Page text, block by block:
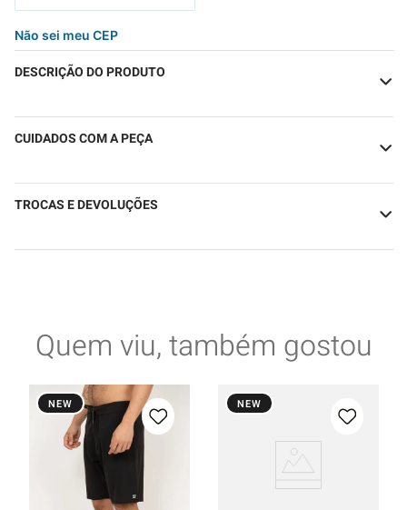
Não sei meu CEP
DESCRIÇÃO DO PRODUTO
CUIDADOS COM A PEÇA
TROCAS E DEVOLUÇÕES
Quem viu, também gostou
NEW NEW